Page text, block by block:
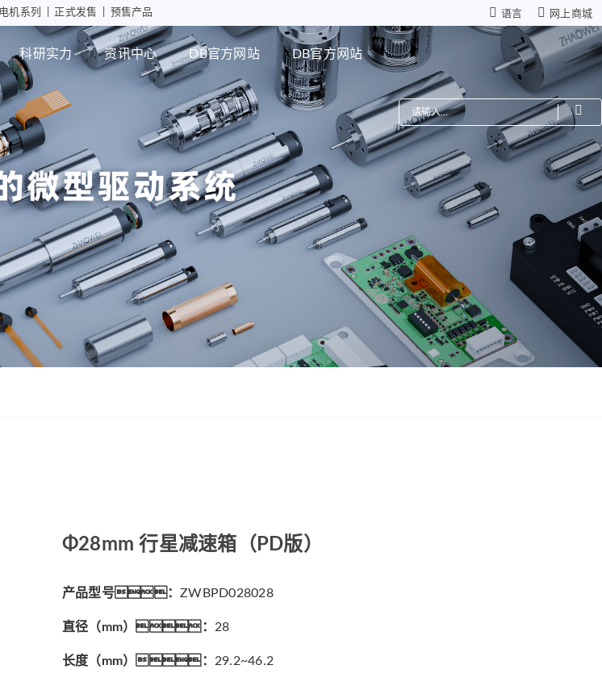
机系列 正式发售 预售产品 语言 网上商城
系列
列
系列
系列
系列
系列
系列
MD版本
ZWMD Φ3.4mm系列
ZWMD Φ4.3mm系列
ZWMD Φ6mm系列
ZWMD Φ8mm系列
ZWMD Φ10mm系列
ZWMD Φ12mm系列
ZWMD Φ38mm系列
行星减速箱（高性能版）
ZWSMD Φ4mm系列
ZWSMD Φ6mm系列
ZWSMD Φ8mm系列
ZWSMD Φ10mm系列
ZWSMD Φ12mm系列
ZWSMD Φ16mm系列
ZWSMD Φ19mm系列
零背隙齿轮箱
电路板
自动化
能电机应用
智能消费
摄像头模组
微型瞳距调节驱动系统
机器人
仿生机器人灵巧手
科研实力
智能制造 检测能力
资讯中心
行业资讯 常见问题
DB官方网站
DB官方网站
DB官方网站
Φ28mm 行星减速箱（PD版）
产品型号：ZWBPD028028
直径（mm）： 28
长度（mm）： 29.2~46.2